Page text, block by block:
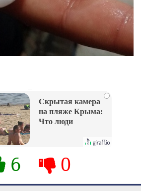
i
Скрытая камера
на пляже Крыма:
Что люди
их не видят...
6 0